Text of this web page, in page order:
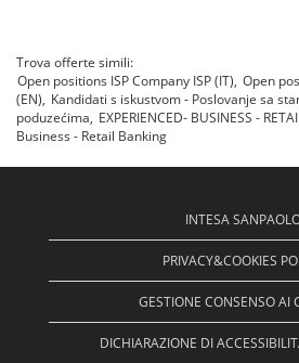
Trova offerte simili:
Open positions ISP Company ISP (IT), Open
(EN), Kandidati s iskustvom - Poslovanje sa
poduzećima, EXPERIENCED- BUSINESS -
Business - Retail Banking
INTESA
PRIVACY&COOKIES
GESTIONE CONSENSO AI
DICHIARAZIONE DI